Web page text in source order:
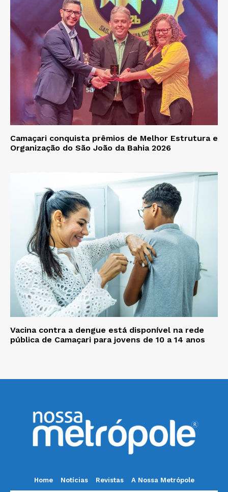
Camaçari conquista prêmios de Melhor Estrutura e
Organização do São João da Bahia 2026
Vacina contra a dengue está disponível na rede
pública de Camaçari para jovens de 10 a 14 anos
Home Notícias Revistas A Nossa Metrópole